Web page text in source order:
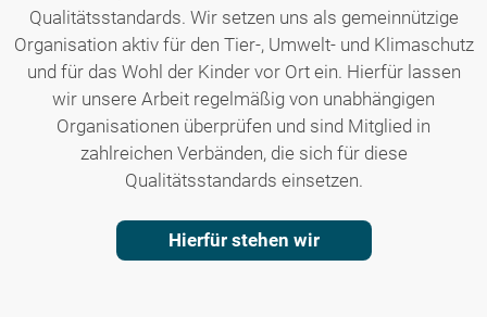
Qualitätsstandards. Wir setzen uns als gemeinnützige
Organisation aktiv für den Tier-, Umwelt- und Klimaschutz
und für das Wohl der Kinder vor Ort ein. Hierfür lassen
wir unsere Arbeit regelmäßig von unabhängigen
Organisationen überprüfen und sind Mitglied in
zahlreichen Verbänden, die sich für diese
Qualitätsstandards einsetzen.
Hierfür stehen wir